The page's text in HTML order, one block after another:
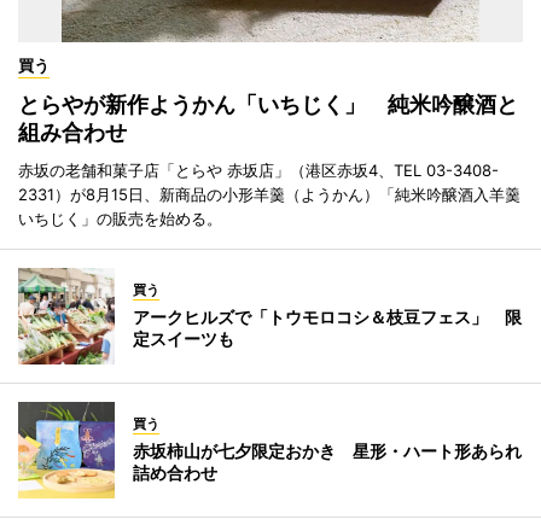
買う
とらやが新作ようかん「いちじく」 純米吟醸酒と
組み合わせ
赤坂の老舗和菓子店「とらや 赤坂店」（港区赤坂4、TEL 03-3408-
2331）が8月15日、新商品の小形羊羹（ようかん）「純米吟醸酒入羊羹
いちじく」の販売を始める。
買う
アークヒルズで「トウモロコシ＆枝豆フェス」 限
定スイーツも
買う
赤坂柿山が七夕限定おかき 星形・ハート形あられ
詰め合わせ